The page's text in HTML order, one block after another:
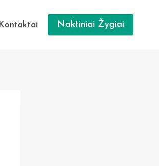
Kontaktai Naktiniai Žygiai